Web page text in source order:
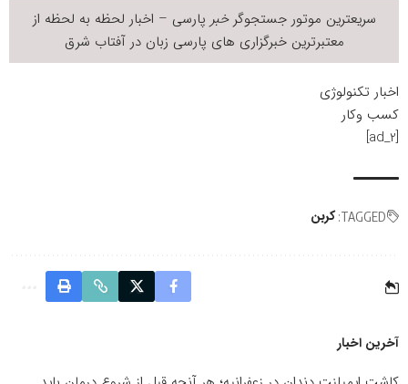
سریعترین موتور جستجوگرخبر پارسی – اخبار لحظه به لحظه از
معتبرترین خبرگزاری های پارسی زبان درآفتاب شرق
اخبار تکنولوژی
کسب وکار
[ad_2]
TAGGED: کربن
آخرین اخبار